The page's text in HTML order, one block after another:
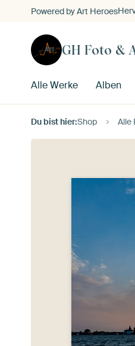
Powered by Art Heroes
GH Foto &
Alle Werke Alben
Du bist hier:Shop Alle